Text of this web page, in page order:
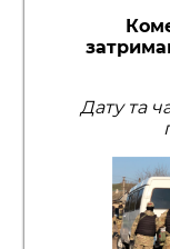
Дату та